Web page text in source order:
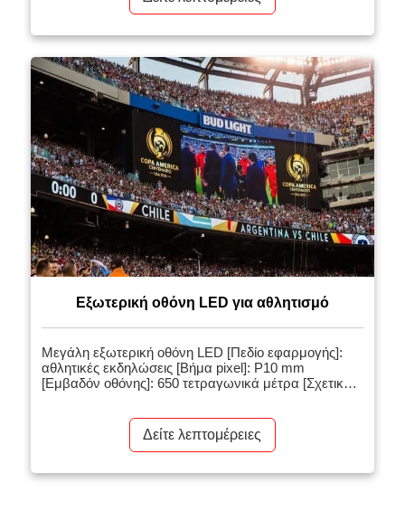
κλάδο με ισχυρή ζωντάνια. Εάν η μεγάλη οθόνη LED
Εξωτερική οθόνη LED για αθλητισμό
Μεγάλη εξωτερική οθόνη LED [Πεδίο εφαρμογής]:
αθλητικές εκδηλώσεις [Βήμα pixel]: P10 mm
[Εμβαδόν οθόνης]: 650 τετραγωνικά μέτρα [Σχετικά
στον τομέα των σταδίων είναι πολύ σημαντικές.
Μπορούν όχι μόνο να παρέχουν μετάδοση του
αναπαράγουν υπέροχες εικόνες, έτσι ώστε το κοινό
Δείτε λεπτομέρειες